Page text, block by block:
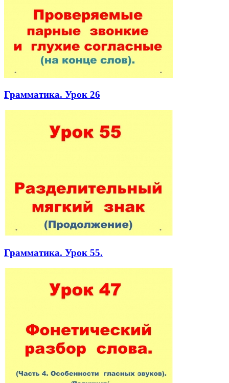
Грамматика. Урок 26
Грамматика. Урок 55.